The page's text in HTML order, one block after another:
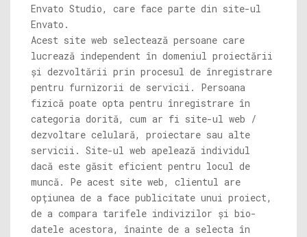
Envato Studio, care face parte din site-ul
Envato.
Acest site web selectează persoane care
lucrează independent în domeniul proiectării
și dezvoltării prin procesul de înregistrare
pentru furnizorii de servicii. Persoana
fizică poate opta pentru înregistrare în
categoria dorită, cum ar fi site-ul web /
dezvoltare celulară, proiectare sau alte
servicii. Site-ul web apelează individul
dacă este găsit eficient pentru locul de
muncă. Pe acest site web, clientul are
opțiunea de a face publicitate unui proiect,
de a compara tarifele indivizilor și bio-
datele acestora, înainte de a selecta în